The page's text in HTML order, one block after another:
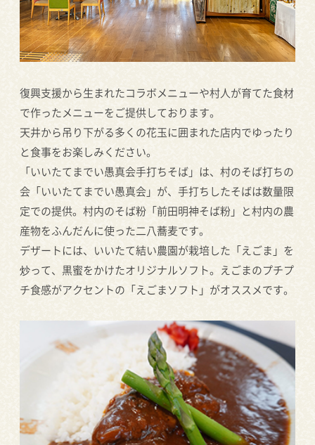
復興支援から生まれたコラボメニューや村人が育てた食材
で作ったメニューをご提供しております。
天井から吊り下がる多くの花玉に囲まれた店内でゆったり
と食事をお楽しみください。
「いいたてまでい愚真会手打ちそば」は、村のそば打ちの
会「いいたてまでい愚真会」が、手打ちしたそばは数量限
定での提供。村内のそば粉「前田明神そば粉」と村内の農
産物をふんだんに使った二八蕎麦です。
デザートには、いいたて結い農園が栽培した「えごま」を
炒って、黒蜜をかけたオリジナルソフト。えごまのプチプ
チ食感がアクセントの「えごまソフト」がオススメです。